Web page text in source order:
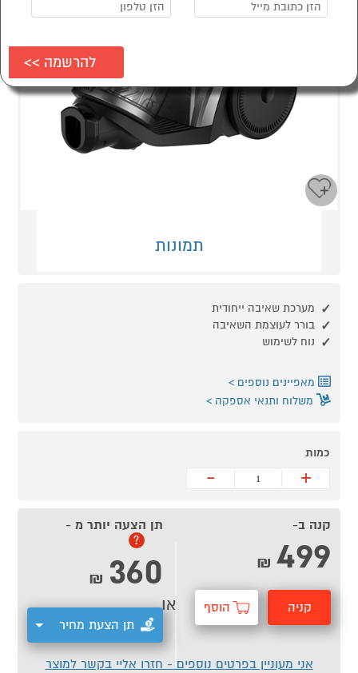
תמונות
מערכת שאיבה ייחודית
בורר לעוצמת השאיבה
נוח לשימוש
מאפיינים נוספים
משלוח ותנאי אספקה
כמות
+
-
קנה ב-
499
₪
קניה הוסף
תן הצעה יותר מ -
?
360
₪
תן הצעת מחיר
או
אני מעוניין בפרטים נוספים - חזרו אליי בקשר למוצר